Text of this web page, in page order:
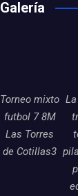
Galería
Torneo mixto
futbol 7 8M
Las Torres
de Cotillas3